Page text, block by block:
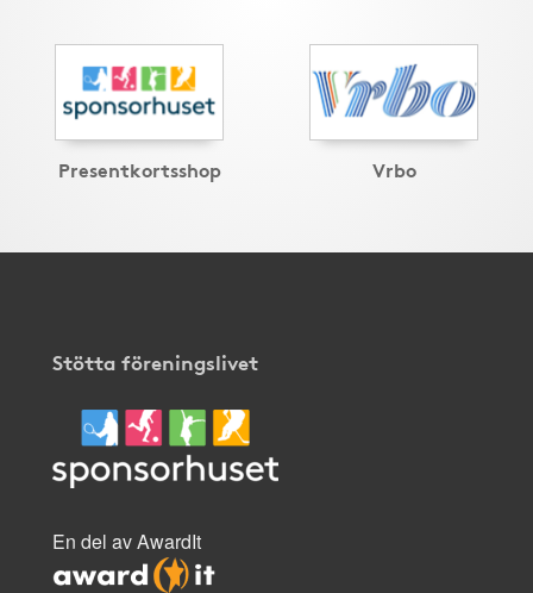
Presentkortsshop Vrbo
Stötta föreningslivet
En del av AwardIt